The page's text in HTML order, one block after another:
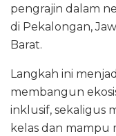
pengrajin dalam
di Pekalongan,
Barat.
Langkah ini
membangun
inklusif, sekaligus
kelas dan mampu